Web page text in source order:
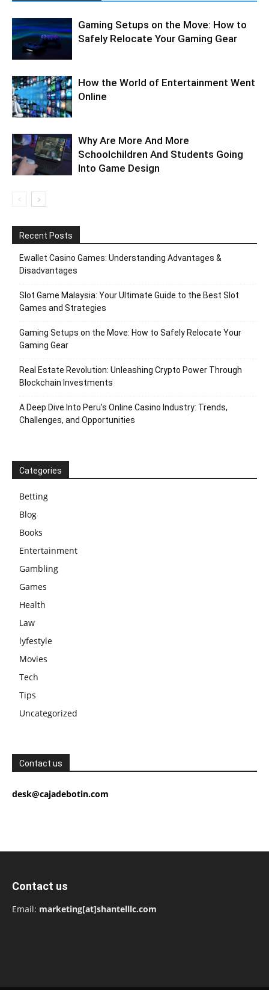
Gaming Setups on the Move: How to
Safely Relocate Your Gaming Gear
How the World of Entertainment Went
Online
Why Are More And More
Schoolchildren And Students Going
Into Game Design
Recent Posts
Ewallet Casino Games: Understanding Advantages &
Disadvantages
Slot Game Malaysia: Your Ultimate Guide to the Best Slot
Games and Strategies
Gaming Setups on the Move: How to Safely Relocate Your
Gaming Gear
Real Estate Revolution: Unleashing Crypto Power Through
Blockchain Investments
A Deep Dive Into Peru’s Online Casino Industry: Trends,
Challenges, and Opportunities
Categories
Betting
Blog
Books
Entertainment
Gambling
Games
Health
Law
lyfestyle
Movies
Tech
Tips
Uncategorized
Contact us
desk@cajadebotin.com
Contact us
Email: marketing[at]shantelllc.com